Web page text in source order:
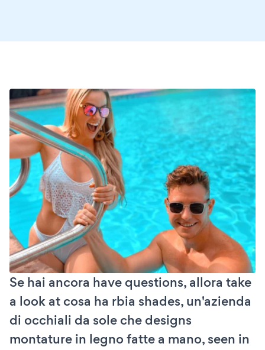
Se hai ancora have questions, allora take
a look at cosa ha rbia shades, un'azienda
di occhiali da sole che designs
montature in legno fatte a mano, seen in